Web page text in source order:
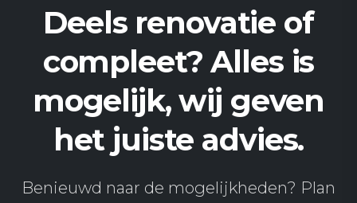
Deels renovatie of
compleet? Alles is
mogelijk, wij geven
het juiste advies.
Benieuwd naar de mogelijkheden? Plan